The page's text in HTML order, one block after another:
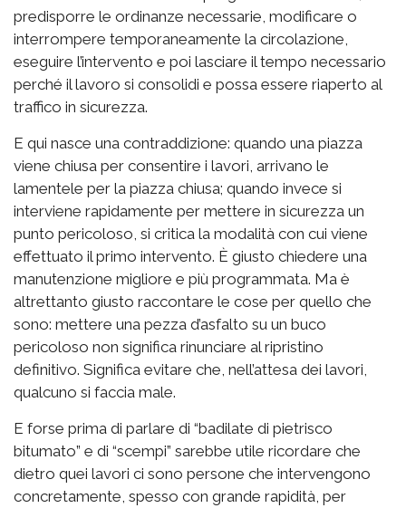
predisporre le ordinanze necessarie, modificare o
interrompere temporaneamente la circolazione,
eseguire l’intervento e poi lasciare il tempo necessario
perché il lavoro si consolidi e possa essere riaperto al
traffico in sicurezza.
E qui nasce una contraddizione: quando una piazza
viene chiusa per consentire i lavori, arrivano le
lamentele per la piazza chiusa; quando invece si
interviene rapidamente per mettere in sicurezza un
punto pericoloso, si critica la modalità con cui viene
effettuato il primo intervento. È giusto chiedere una
manutenzione migliore e più programmata. Ma è
altrettanto giusto raccontare le cose per quello che
sono: mettere una pezza d’asfalto su un buco
pericoloso non significa rinunciare al ripristino
definitivo. Significa evitare che, nell’attesa dei lavori,
qualcuno si faccia male.
E forse prima di parlare di “badilate di pietrisco
bitumato” e di “scempi” sarebbe utile ricordare che
dietro quei lavori ci sono persone che intervengono
concretamente, spesso con grande rapidità, per